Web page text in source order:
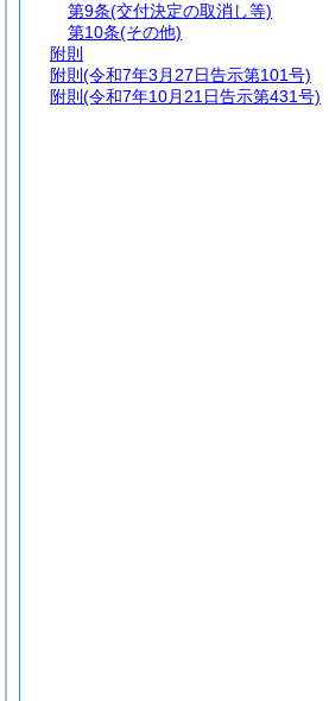
第9条(交付決定の取消し等)
第10条(その他)
附則
附則 (令和7年3月27日告示第101号)
附則 (令和7年10月21日告示第431号)